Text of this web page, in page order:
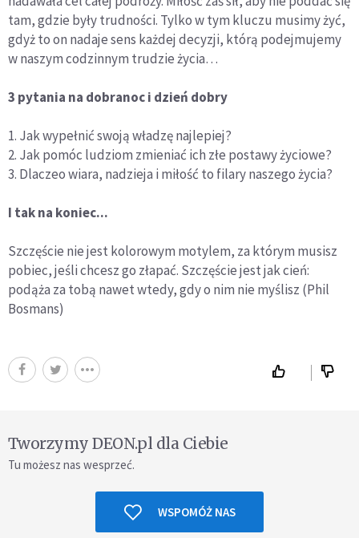
tam, gdzie były trudności. Tylko w tym kluczu musimy żyć,
gdyż to on nadaje sens każdej decyzji, którą podejmujemy
w naszym codzinnym trudzie życia…
3 pytania na dobranoc i dzień dobry
1. Jak wypełnić swoją władzę najlepiej?
2. Jak pomóc ludziom zmieniać ich złe postawy życiowe?
3. Dlaczeo wiara, nadzieja i miłość to filary naszego życia?
I tak na koniec...
Szczęście nie jest kolorowym motylem, za którym musisz
pobiec, jeśli chcesz go złapać. Szczęście jest jak cień:
podąża za tobą nawet wtedy, gdy o nim nie myślisz (Phil
Bosmans)
Tworzymy DEON.pl dla Ciebie
Tu możesz nas wesprzeć.
WSPOMÓŻ NAS